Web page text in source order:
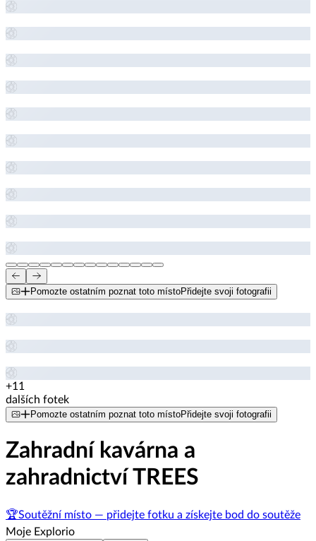
Pomozte ostatním poznat toto místoPřidejte svoji fotografii
+11
dalších fotek
Pomozte ostatním poznat toto místoPřidejte svoji fotografii
Zahradní kavárna a
zahradnictví TREES
🏆Soutěžní místo — přidejte fotku a získejte bod do soutěže
Moje Explorio